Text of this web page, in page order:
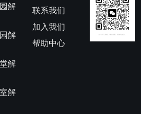
解
解
解
解
联系我们
加入我们
帮助中心